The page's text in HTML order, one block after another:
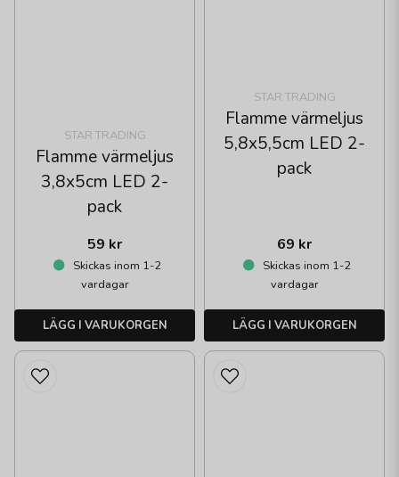
STAR TRADING
Flamme värmeljus
3,8x5cm LED 2-
pack
59 kr
Skickas inom 1-2
vardagar
LÄGG I VARUKORGEN
STAR TRADING
Flamme värmeljus
5,8x5,5cm LED 2-
pack
69 kr
Skickas inom 1-2
vardagar
LÄGG I VARUKORGEN